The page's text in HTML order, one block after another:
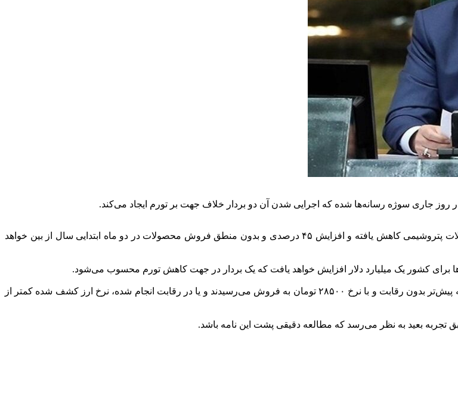
روز جاری سوژه رسانه‌ها شده که اجرایی شدن آن دو بردار خلاف جهت بر تورم ایجاد می‌کند.
با افزایش نرخ ارز مبنای تسعیر قیمت پایه، تقاضای سوداگرانه و دلالی برای خرید محصولات پتروشیمی کاهش یافته و افزایش ۴۵ درصدی و بدون منطق فروش محصولات در دو ماه ابتدایی سال از بین خواهد
برای کشور یک میلیارد دلار افزایش خواهد یافت که یک بردار در جهت کاهش تورم محسوب می‌شود.
اما افزایش نرخ ارز قیمت پایه، منجر به افزایش قیمت زنجیره‌ای از محصولات می‌شود که پیش‌تر بدون رقابت و با نرخ ۲۸۵۰۰ تومان به فروش می‌رسیدند و یا در رقابت انجام شده، نرخ ارز کشف شده کمتر از
تجربه بعید به نظر می‌رسد که مطالعه دقیقی پشت این نامه باشد.